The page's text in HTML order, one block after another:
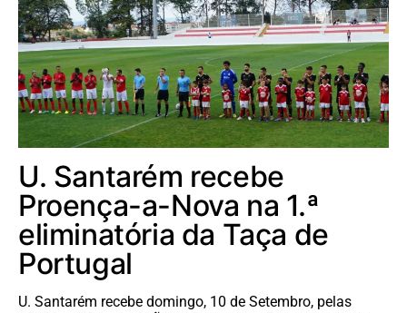
U. Santarém recebe
Proença-a-Nova na 1.ª
eliminatória da Taça de
Portugal
U. Santarém recebe domingo, 10 de Setembro, pelas